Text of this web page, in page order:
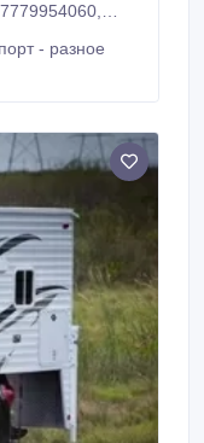
- разное